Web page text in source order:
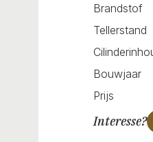
Brandstof
Tellerstand
Bouwjaar
Prijs
Interesse?